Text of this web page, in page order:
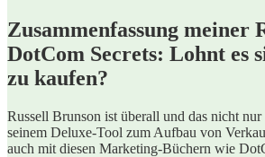
Zusammenfassung meiner
DotCom Secrets: Lohnt es
zu kaufen?
Russell Brunson ist überall und das nicht
seinem Deluxe-Tool zum Aufbau von
auch mit diesen Marketing-Büchern wie